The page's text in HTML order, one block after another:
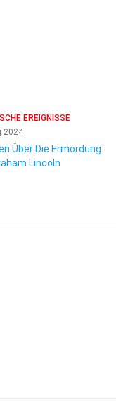
EREIGNISSE
2024
Über Die Ermordung
Lincoln